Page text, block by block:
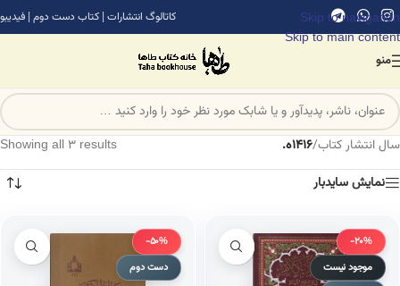
Skip to navigation
Skip to main content
کاتالوگ انتشارات | کتاب دست دوم | فیدیبو
منو
سال انتشار کتاب/1416ه.
Showing all 3 results
نمایش سایدبار
-20%
موجود نیست
-50%
دست دوم